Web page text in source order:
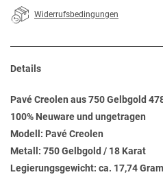
Widerrufsbedingungen
Details
Pavé Creolen aus 750 Gelbgold
100% Neuware und ungetragen
Modell: Pavé Creolen
Metall: 750 Gelbgold / 18 Karat
Legierungsgewicht: ca. 17,74